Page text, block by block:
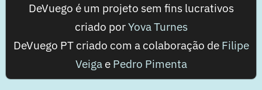
DeVuego é um projeto sem fins lucrativos
criado porYova Turnes
DeVuego PT criado com a colaboração de Filipe
Veigae Pedro Pimenta